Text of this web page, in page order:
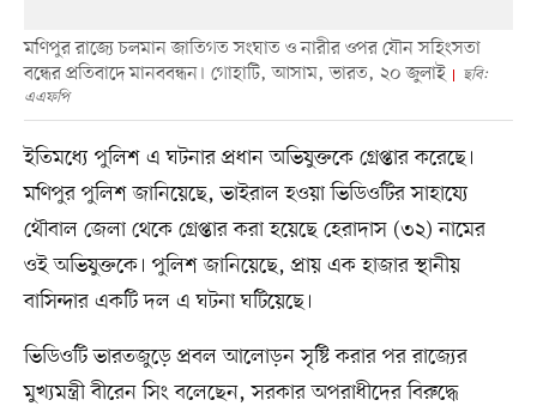
মণিপুর রাজ্যে চলমান জাতিগত সংঘাত ও নারীর ওপর যৌন সহিংসতা
বন্ধের প্রতিবাদে মানববন্ধন। গোহাটি, আসাম, ভারত, ২০ জুলাই
ছবি:
এএফপি
ইতিমধ্যে পুলিশ এ ঘটনার প্রধান অভিযুক্তকে গ্রেপ্তার করেছে।
মণিপুর পুলিশ জানিয়েছে, ভাইরাল হওয়া ভিডিওটির সাহায্যে
থৌবাল জেলা থেকে গ্রেপ্তার করা হয়েছে হেরাদাস (৩২) নামের
ওই অভিযুক্তকে। পুলিশ জানিয়েছে, প্রায় এক হাজার স্থানীয়
বাসিন্দার একটি দল এ ঘটনা ঘটিয়েছে।
ভিডিওটি ভারতজুড়ে প্রবল আলোড়ন সৃষ্টি করার পর রাজ্যের
মুখ্যমন্ত্রী বীরেন সিং বলেছেন, সরকার অপরাধীদের বিরুদ্ধে